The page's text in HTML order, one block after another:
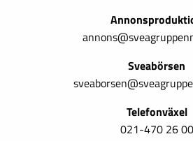
Sveabörsen
Telefonväxel
021-470 26 00